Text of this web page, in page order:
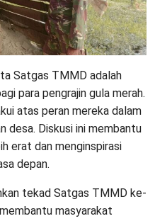
Satgas TMMD adalah
para pengrajin gula merah.
atas peran mereka dalam
desa. Diskusi ini membantu
erat dan menginspirasi
depan.
tekad Satgas TMMD ke-
masyarakat